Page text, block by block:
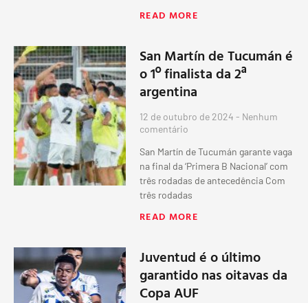
READ MORE
San Martín de Tucumán é
o 1º finalista da 2ª
argentina
12 de outubro de 2024 Nenhum
comentário
San Martín de Tucumán garante vaga
na final da ‘Primera B Nacional’ com
três rodadas de antecedência Com
três rodadas
READ MORE
Juventud é o último
garantido nas oitavas da
Copa AUF